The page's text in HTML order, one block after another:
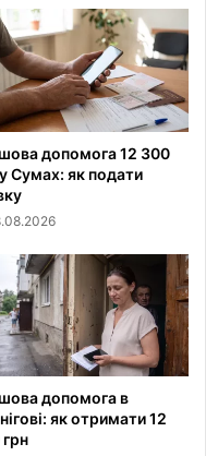
допомога 12 300
Сумах: як подати
допомога в
як отримати 12